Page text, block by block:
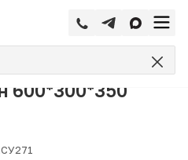
600*300*350